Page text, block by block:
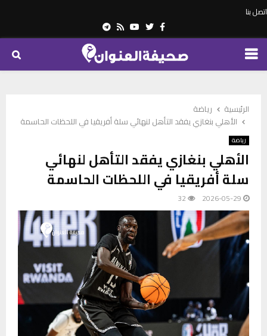
اتصل بنا
Facebook
Twitter
Youtube
Rss
Telegram
PRIMARY
الرئيسية
رياضة
الأهلي بنغازي يفقد التأهل لنهائي سلة أفريقيا في اللحظات الحاسمة
رياضة
الأهلي بنغازي يفقد التأهل لنهائي
سلة أفريقيا في اللحظات الحاسمة
2026-05-29
32